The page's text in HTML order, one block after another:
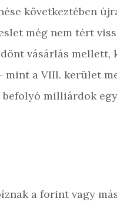
következtében
még nem tért
vásárlás mellett,
mint a VIII. kerület
milliárdok
a forint vagy